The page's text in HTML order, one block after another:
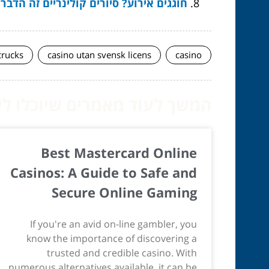
casino
casino utan svensk licens
Best Mastercard Online
Casinos: A Guide to Safe and
Secure Online Gaming
If you're an avid on-line gambler, you
know the importance of discovering a
trusted and credible casino. With